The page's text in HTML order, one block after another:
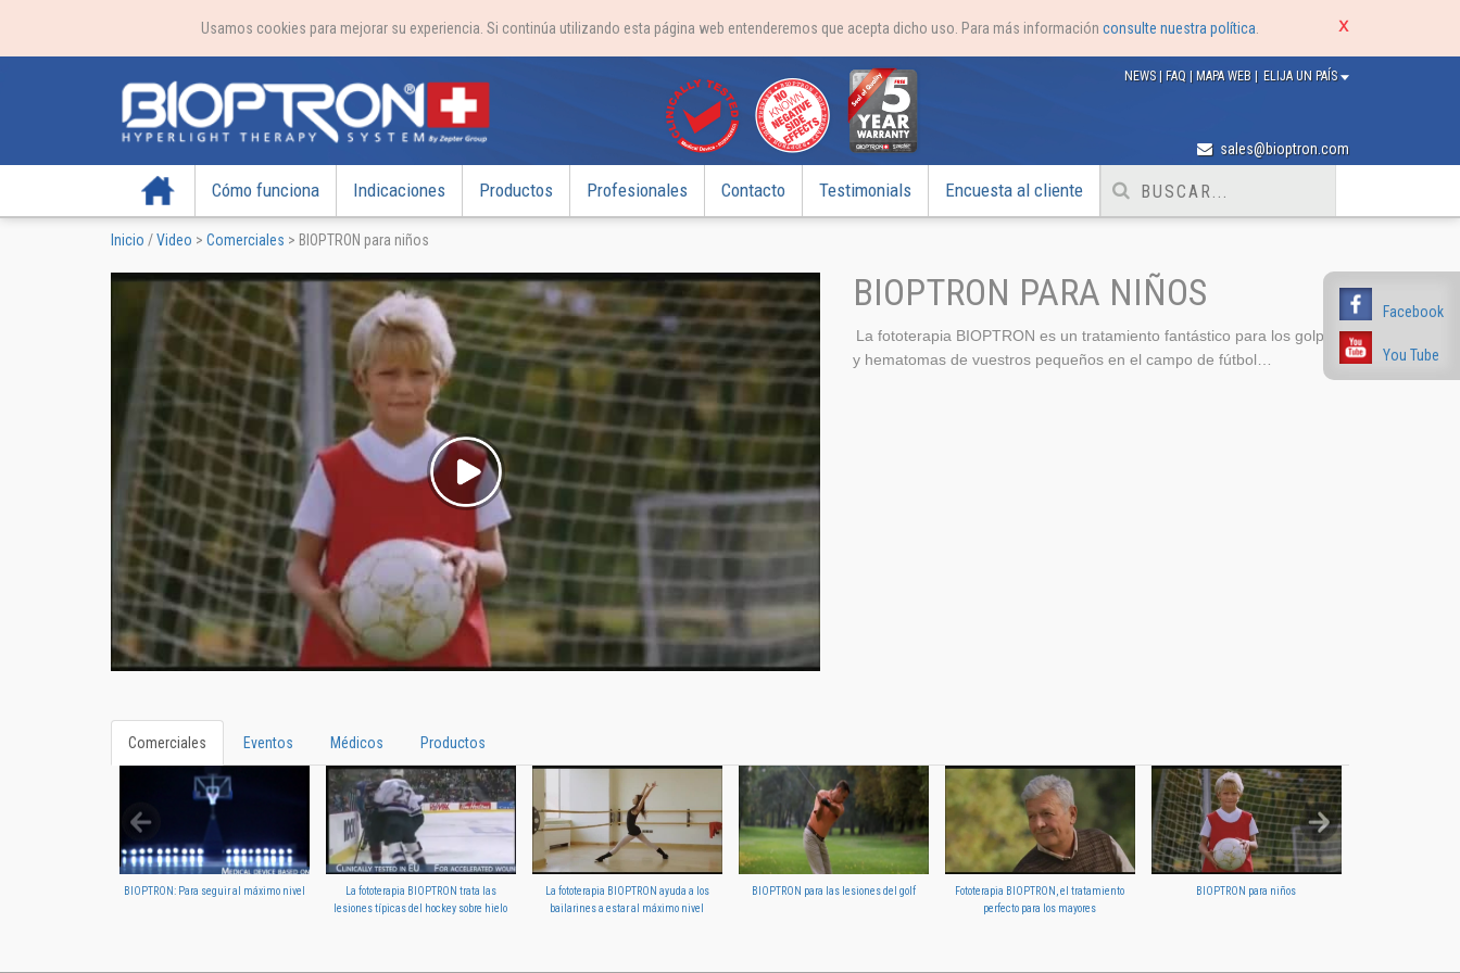
Usamos cookies para mejorar su experiencia. Si continúa utilizando esta página web entenderemos que acepta dicho uso. Para más información consulte nuestra política
Facebook
You Tube
ELIJA UN PAÍS
NEWS | FAQ | MAPA WEB |
sales@bioptron.com
Inicio Cómo funciona Indicaciones Productos Profesionales Contacto Testimonials Encuesta al cliente
Inicio /Video > Comerciales > BIOPTRON para niños
BIOPTRON PARA NIÑOS
La fototerapia BIOPTRON es un tratamiento fantástico para los golpes
y hematomas de vuestros pequeños en el campo de fútbol…
Comerciales Eventos Médicos Productos
BIOPTRON: Para seguir al máximo nivel
La fototerapia BIOPTRON trata las
lesiones típicas del hockey sobre hielo
La fototerapia BIOPTRON ayuda a los
bailarines a estar al máximo nivel
BIOPTRON para las lesiones del golf
Fototerapia BIOPTRON, el tratamiento
perfecto para los mayores
BIOPTRON para niños